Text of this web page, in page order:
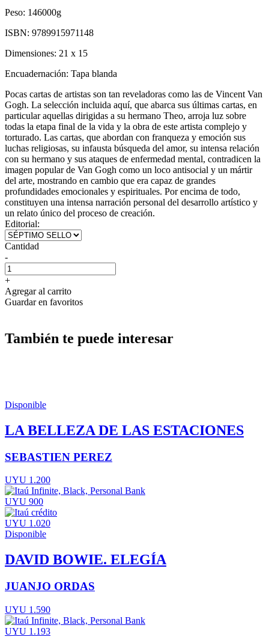
Peso: 146000g
ISBN: 9789915971148
Dimensiones: 21 x 15
Encuadernación: Tapa blanda
Pocas cartas de artistas son tan reveladoras como las de Vincent Van
Gogh. La selección incluida aquí, que abarca sus últimas cartas, en
particular aquellas dirigidas a su hermano Theo, arroja luz sobre
todas la etapa final de la vida y la obra de este artista complejo y
torturado. Las cartas, que abordan con franqueza y emoción sus
luchas religiosas, su infausta búsqueda del amor, su intensa relación
con su hermano y sus ataques de enfermedad mental, contradicen la
imagen popular de Van Gogh como un loco antisocial y un mártir
del arte, mostrando en cambio que era capaz de grandes
profundidades emocionales y espirituales. Por encima de todo,
constituyen una intensa narración personal del desarrollo artístico y
un relato único del proceso de creación.
Editorial:
Cantidad
-
+
Agregar al carrito
Guardar en favoritos
También te puede interesar
Disponible
LA BELLEZA DE LAS ESTACIONES
SEBASTIEN PEREZ
UYU 1.200
UYU 900
UYU 1.020
Disponible
DAVID BOWIE. ELEGÍA
JUANJO ORDAS
UYU 1.590
UYU 1.193